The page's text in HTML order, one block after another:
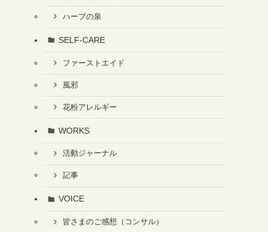
ハーブの泉
SELF-CARE
ファーストエイド
風邪
花粉アレルギー
WORKS
活動ジャーナル
記事
VOICE
皆さまのご感想（コンサル）